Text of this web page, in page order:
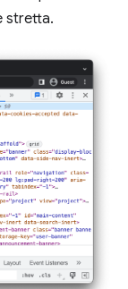
stretta.